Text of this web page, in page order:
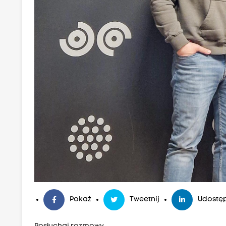
Pokaż Tweetnij